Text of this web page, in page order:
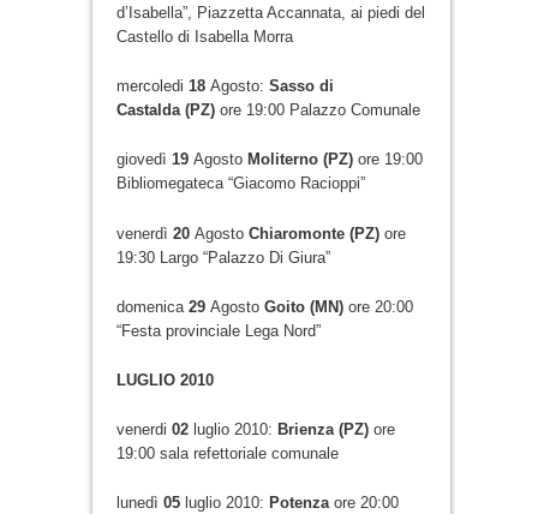
d’Isabella”, Piazzetta Accannata, ai piedi del
Castello di Isabella Morra
mercoledi 18Agosto: Sasso di
Castalda (PZ)ore 19:00 Palazzo Comunale
giovedì 19Agosto Moliterno (PZ)ore 19:00
Bibliomegateca “Giacomo Racioppi”
venerdì 20Agosto Chiaromonte (PZ)ore
19:30 Largo “Palazzo Di Giura”
domenica 29Agosto Goito (MN)ore 20:00
“Festa provinciale Lega Nord”
LUGLIO 2010
venerdi 02luglio 2010: Brienza (PZ)ore
19:00 sala refettoriale comunale
lunedì 05luglio 2010: Potenzaore 20:00